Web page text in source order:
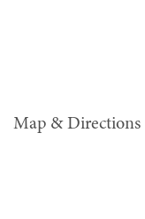
Map & Directions